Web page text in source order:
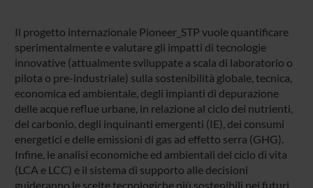
Il progetto internazionale Pioneer_STP vuole quantificare
sperimentalmente e valutare gli impatti di tecnologie
innovative (attualmente sviluppate a scala di laboratorio o
pilota o pre-industriale) sulla sostenibilità globale, tecnica,
economica ed ambientale, degli impianti di depurazione
delle acque reflue urbane, in relazione al ciclo dei nutrienti,
del carbonio, degli inquinanti emergenti (IE), dei consumi
energetici e delle emissioni di gas ad effetto serra (GHG).
Infine, le analisi economiche ed ambientali del ciclo di vita
(LCA e LCC) e il sistema di supporto alle decisioni
guideranno le scelte tecnologiche più sostenibili nei futuri